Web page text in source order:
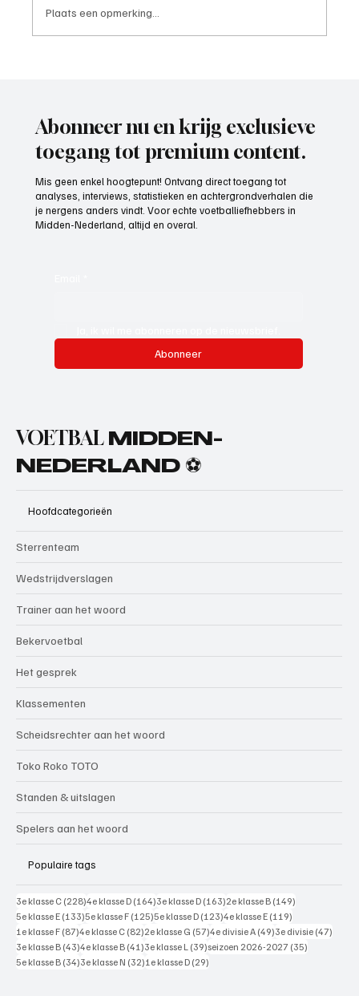
Plaats een opmerking...
Abonneer nu en krijg exclusieve
toegang tot premium content.
Mis geen enkel hoogtepunt! Ontvang direct toegang tot
analyses, interviews, statistieken en achtergrondverhalen die
je nergens anders vindt. Voor echte voetballiefhebbers in
Midden-Nederland, altijd en overal.
Abonneer
VOETBAL MIDDEN-
NEDERLAND ⚽
Hoofdcategorieën
Sterrenteam
Wedstrijdverslagen
Trainer aan het woord
Bekervoetbal
Het gesprek
Klassementen
Scheidsrechter aan het woord
Toko Roko TOTO
Standen & uitslagen
Spelers aan het woord
Populaire tags
3e klasse C (228)228 posts
4e klasse D (164)164 posts
3e klasse D (163)163 posts
2e klasse B (149)
5e klasse E (133)133 posts
5e klasse F (125)125 posts
5e klasse D (123)123 posts
4e klasse E (119)
1e klasse F (87)87 posts
4e klasse C (82)82 posts
2e klasse G (57)57 posts
4e divisie A (49)49 posts
3e divisie (47)
3e klasse B (43)43 posts
4e klasse B (41)41 posts
3e klasse L (39)39 posts
seizoen 2026-2027 (35)
5e klasse B (34)34 posts
3e klasse N (32)32 posts
1e klasse D (29)